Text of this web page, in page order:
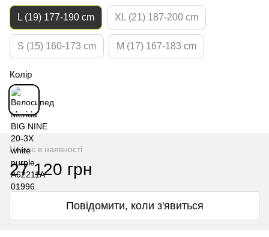
L (19) 177-190 cm XL (21) 187-200 cm
S (15) 160-173 cm M (17) 167-183 cm
Колір
Немає в наявності
27 120 грн
Повідомити, коли з'явиться